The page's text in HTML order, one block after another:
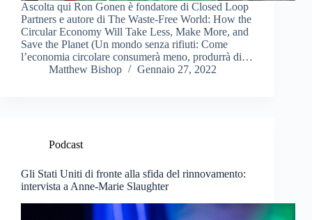
Ascolta qui Ron Gonen è fondatore di Closed Loop
Partners e autore di The Waste-Free World: How the
Circular Economy Will Take Less, Make More, and
Save the Planet (Un mondo senza rifiuti: Come
l’economia circolare consumerà meno, produrrà di…
Matthew Bishop
Gennaio 27, 2022
Podcast
Gli Stati Uniti di fronte alla sfida del rinnovamento:
intervista a Anne-Marie Slaughter